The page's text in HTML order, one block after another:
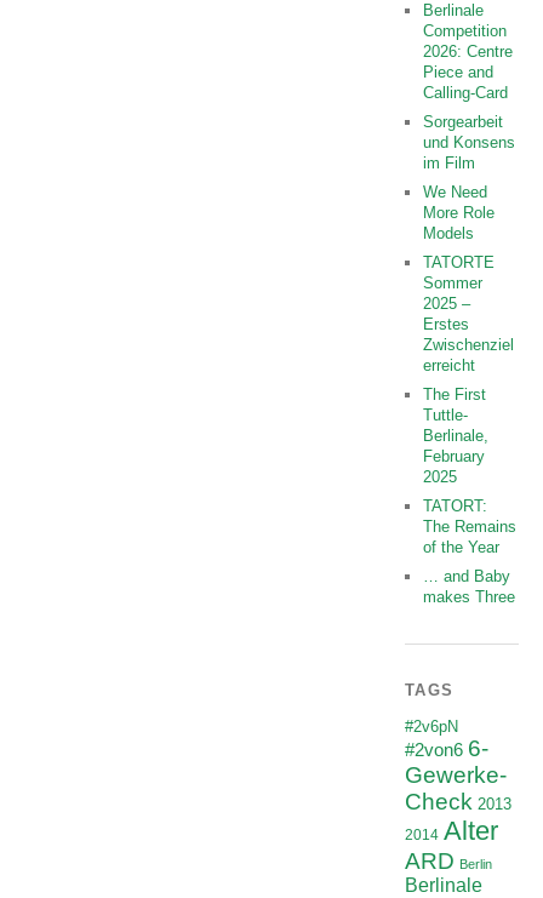
Berlinale
Competition
2026: Centre
Piece and
Calling-Card
Sorgearbeit
und Konsens
im Film
We Need
More Role
Models
TATORTE
Sommer
2025 –
Erstes
Zwischenziel
erreicht
The First
Tuttle-
Berlinale,
February
2025
TATORT:
The Remains
of the Year
… and Baby
makes Three
TAGS
#2v6pN
#2von6 6-
Gewerke-
Check 2013
2014 Alter
ARD Berlin
Berlinale